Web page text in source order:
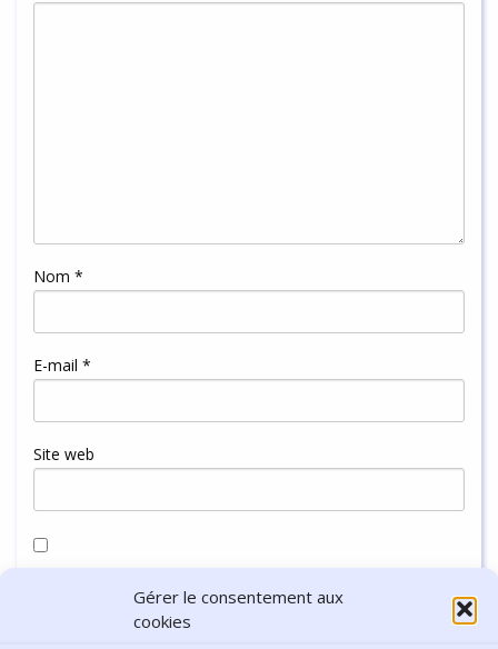
Gérer le consentement aux
cookies
Nom *
E-mail *
Site web
navigateur pour mon prochain commentaire.